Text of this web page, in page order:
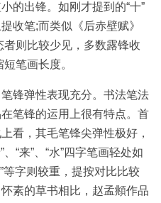
的出锋。如刚才提到的“十”
收笔;而类似《后赤壁赋》
者则比较少见，多数露锋收
短笔画长度。
弹性表现充分。书法笔法
笔锋的运用上很有特点。首
看，其毛笔锋尖弹性极好，
“来”、“水”四字笔画轻处如
”等字则较重，提按对比比较
素的草书相比，赵孟頫作品